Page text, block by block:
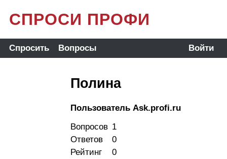
СПРОСИ ПРОФИ
Спросить Вопросы Войти
Полина
Пользователь Ask.profi.ru
Вопросов 1
Ответов
0
Рейтинг
0